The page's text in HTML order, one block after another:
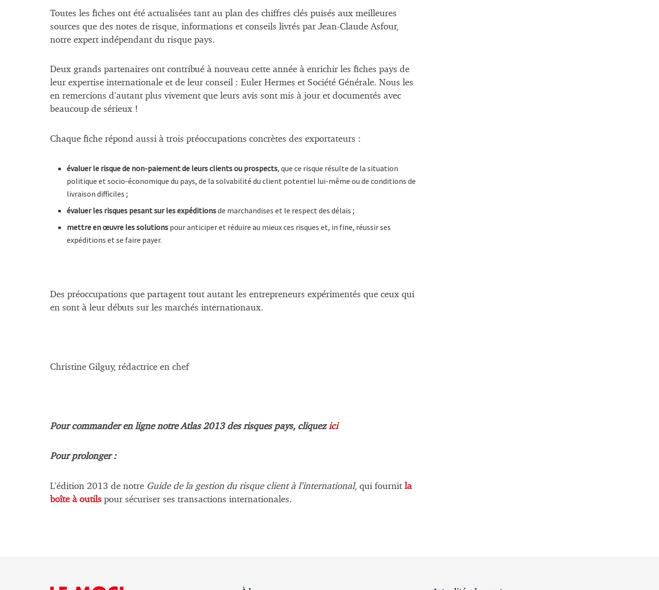
Toutes les fiches ont été actualisées tant au plan des chiffres clés puisés aux meilleures
sources que des notes de risque, informations et conseils livrés par Jean-Claude Asfour,
notre expert indépendant du risque pays.
Deux grands partenaires ont contribué à nouveau cette année à enrichir les fiches pays de
leur expertise internationale et de leur conseil : Euler Hermes et Société Générale. Nous les
en remercions d’autant plus vivement que leurs avis sont mis à jour et documentés avec
beaucoup de sérieux !
Chaque fiche répond aussi à trois préoccupations concrètes des exportateurs :
évaluer le risque de non-paiement de leurs clients ou prospects, que ce risque résulte de la situation
politique et socio-économique du pays, de la solvabilité du client potentiel lui-même ou de conditions de
livraison difficiles ;
évaluer les risques pesant sur les expéditionsde marchandises et le respect des délais ;
mettre en œuvre les solutions pour anticiper et réduire au mieux ces risques et, in fine, réussir ses
expéditions et se faire payer.
Des préoccupations que partagent tout autant les entrepreneurs expérimentés que ceux qui
en sont à leur débuts sur les marchés internationaux.
Christine Gilguy, rédactrice en chef
Pour commander en ligne notre Atlas 2013 des risques pays, cliquezici
Pour prolonger :
L’édition 2013 de notre Guide de la gestion du risque client à l’international, qui fournit la
boîte à outils pour sécuriser ses transactions internationales.